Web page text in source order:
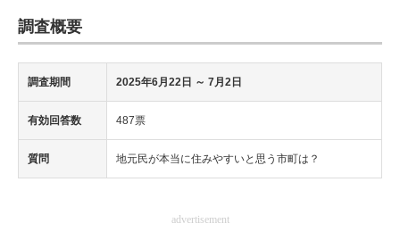
調査概要
調査期間 2025年6月22日 ～ 7月2日
有効回答数 487票
質問 地元民が本当に住みやすいと思う市町は？
advertisement